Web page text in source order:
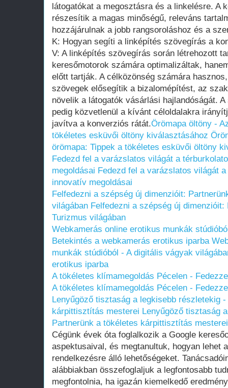
látogatókat a megosztásra és a linkelésre. A
részesítik a magas minőségű, releváns
hozzájárulnak a jobb rangsoroláshoz és a
K: Hogyan segíti a linképítés szövegírás a
V: A linképítés szövegírás során létrehozott
keresőmotorok számára optimalizáltak,
előtt tartják. A célközönség számára
szövegek elősegítik a bizalomépítést, az
növelik a látogatók vásárlási hajlandóságát.
pedig közvetlenül a kívánt céloldalakra
javítva a konverziós rátát.Örömapa öltöny -
tökéletes esküvői öltöny kiválasztásához
örömapa: Tippek a tökéletes esküvői öltöny
Fedezd fel a varázslatos világát a
megoldásai Fedezd fel a varázslatos világát
innovatív megoldásai
Felfedezni a szépség új dimenzióit:
világában Felfedezni a szépség új
Turizmus világában
Webkamerás online erotikus munkák
Betekintés a webkamerás erotikus iparba
munkák stúdióból - A digitális vágyak
erotikus iparba
A tökéletes klímamegoldás Pécelen -
A tökéletes klímamegoldás Pécelen -
Lenyűgöző tisztaság a legkisebb részletekig
kárpittisztítás mesterei Lenyűgöző tisztaság
Partnerünk a tökéletes kárpittisztítás mesterei
Cégünk évek óta foglalkozik a Google
aspektusaival, és megtanultuk, hogyan lehet
rendelkezésre álló lehetőségeket.
alábbiakban összefoglaljuk a legfontosabb
megfontolnia, ha igazán kiemelkedő